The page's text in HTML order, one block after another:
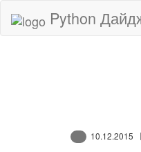
Python
10.12.2015